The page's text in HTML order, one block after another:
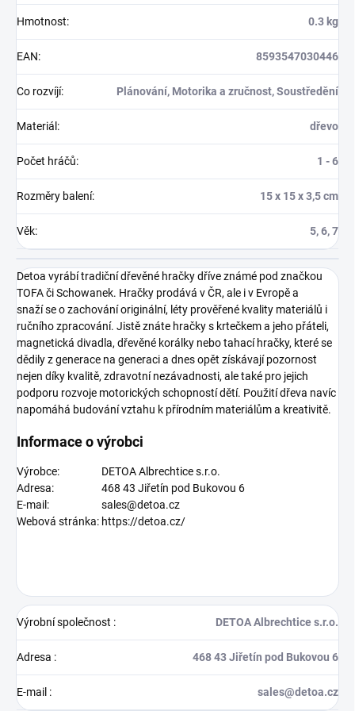
Hmotnost: 0.3 kg
EAN: 8593547030446
Co rozvíjí: Plánování, Motorika a zručnost, Soustředění
Materiál : dřevo
Počet hráčů: 1 - 6
Rozměry balení: 15 x 15 x 3,5 cm
Věk: 5, 6, 7
Detoa vyrábí tradiční dřevěné hračky dříve známé pod značkou
TOFA či Schowanek. Hračky prodává v ČR, ale i v Evropě a
snaží se o zachování originální, léty prověřené kvality materiálů i
ručního zpracování. Jistě znáte hračky s krtečkem a jeho přáteli,
magnetická divadla, dřevěné korálky nebo tahací hračky, které se
dědily z generace na generaci a dnes opět získávají pozornost
nejen díky kvalitě, zdravotní nezávadnosti, ale také pro jejich
podporu rozvoje motorických schopností dětí. Použití dřeva navíc
napomáhá budování vztahu k přírodním materiálům a kreativitě.
Informace o výrobci
Výrobce:
DETOA Albrechtice s.r.o.
Adresa:
468 43 Jiřetín pod Bukovou 6
E-mail:
sales@detoa.cz
Webová stránka: https://detoa.cz/
Výrobní společnost : DETOA Albrechtice s.r.o.
Adresa : 468 43 Jiřetín pod Bukovou 6
E-mail : sales@detoa.cz